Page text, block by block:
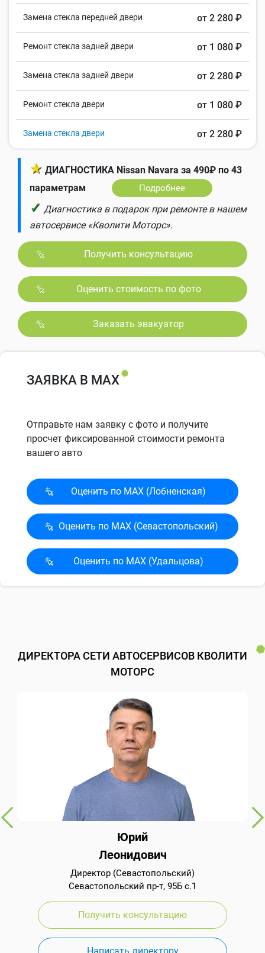
Замена стекла передней двери от 2 280 ₽
Ремонт стекла задней двери от 1 080 ₽
Замена стекла задней двери от 2 280 ₽
Ремонт стекла двери от 1 080 ₽
Замена стекла двери от 2 280 ₽
★ ДИАГНОСТИКА Nissan Navara за 490₽ по 43
параметрам
Подробнее
✓ Диагностика в подарок при ремонте в нашем
автосервисе «Кволити Моторс».
Получить консультацию
Оценить стоимость по фото
Заказать эвакуатор
ЗАЯВКА В MAX
Отправьте нам заявку с фото и получите
просчет фиксированной стоимости ремонта
вашего авто
Оценить по MAX (Лобненская)
Оценить по MAX (Севасто­польский)
Оценить по MAX (Удальцова)
ДИРЕКТОРА СЕТИ АВТОСЕРВИСОВ КВОЛИТИ
МОТОРС
Юрий
Леонидович
Директор (Севастопольский)
Севастопольский пр-т, 95Б с.1
Получить консультацию